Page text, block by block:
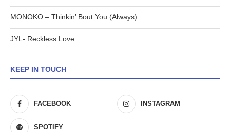
MONOKO – Thinkin’ Bout You (Always)
JYL- Reckless Love
KEEP IN TOUCH
FACEBOOK INSTAGRAM
SPOTIFY